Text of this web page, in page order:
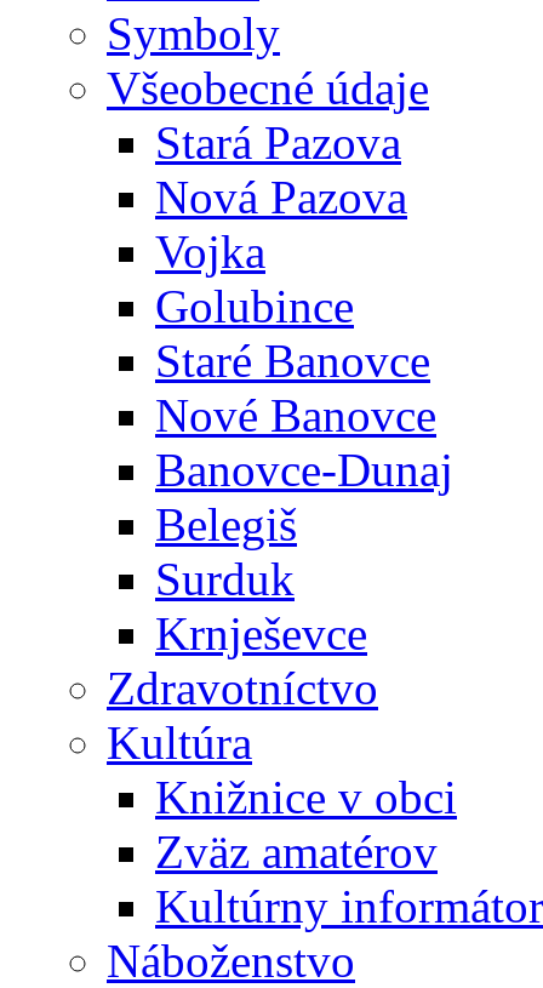
Symboly
Všeobecné údaje
Stará Pazova
Nová Pazova
Vojka
Golubince
Staré Banovce
Nové Banovce
Banovce-Dunaj
Belegiš
Surduk
Krnješevce
Zdravotníctvo
Kultúra
Knižnice v obci
Zväz amatérov
Kultúrny informátor
Náboženstvo